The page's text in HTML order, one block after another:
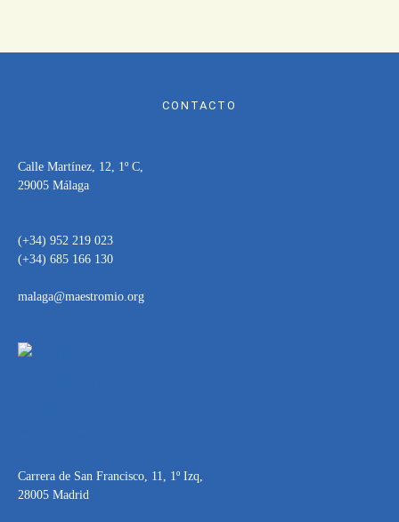
CONTACTO
Calle Martínez, 12, 1º C,
29005 Málaga
(+34) 952 219 023
(+34) 685 166 130
malaga@maestromio.org
Carrera de San Francisco, 11, 1º Izq,
28005 Madrid